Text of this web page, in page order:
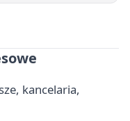
kancelaria,